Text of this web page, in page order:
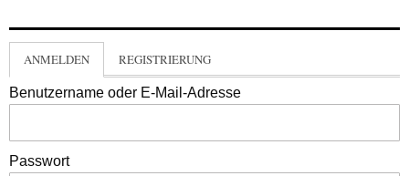
ANMELDEN REGISTRIERUNG
Benutzername oder E-Mail-Adresse
Passwort